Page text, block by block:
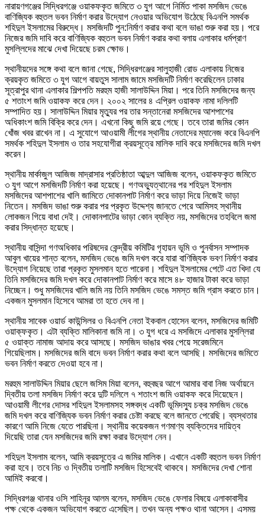
নারায়ণগঞ্জের সিদ্ধিরগঞ্জে ওয়াকফকৃত জমিতে ৩ যুগ আগে নির্মিত পাকা মসজিদ ভেঙে
বাণিজ্যিক বহুতল ভবন নির্মাণ করার উদ্যোগ নেওয়ার অভিযোগ উঠেছে বিএনপি সমর্থক
শহিদুল ইসলামের বিরুদ্ধে। মসজিদটি পুন:নির্মাণ করার কথা বলে ভাঙা শুরু করা হয়। পরে
নিজের জমি দাবি করে বাণিজ্যিক বহুতল ভবন নির্মাণ করার কথা বলায় এলাকার ধর্মপ্রাণ
মুসল্লিদের মাঝে দেখা দিয়েছে চরম ক্ষোভ।
স্থানীয়দের সঙ্গে কথা বলে জানা গেছে, সিদ্ধিরগঞ্জের সালুহাজী রোড এলাকায় নিজের
ক্রয়কৃত জমিতে ৩ যুগ আগে বায়তুস সালাম জামে মসজিদটি নির্মাণ করেছিলেন ঢাকার
সূত্রাপুর থানা এলাকার শিল্পপতি মরহুম হাজী সালাউদ্দিন মিয়া। পরে তিনি মসজিদের জন্য
৫ শতাংশ জমি ওয়াকফ করে দেন। ২০০২ সালের ৪ এপ্রিল ওয়াকফ নামা দলিলটি
সম্পাদিত হয়। সালাউদ্দিন মিয়ার মৃত্যুর পর তার সন্তানেরা মসজিদের আশপাশের
অধিকাংশ জমি বিক্রি করে দেন। এখনো কিছু জমি রয়ে গেছে। তবে তারা জমির কোন
খোঁজ খবর রাখেন না। এ সুযোগে আওয়ামী লীগের স্থানীয় নেতাদের ম্যানেজ করে বিএনপি
সমর্থক শহিদুল ইসলাম ও তার সহযোগীরা ক্রয়সূত্রে মালিক দাবি করে মসজিদের জমি দখল
করেন।
স্থানীয় মার্কাজুল আজিজ মাদ্রাসার প্রতিষ্ঠাতা আব্দুল আজিজ বলেন, ওয়াকফকৃত জমিতে
৩ যুগ আগে মসজিদটি নির্মাণ করা হয়েছে। গণঅভ্যুত্থানের পর শহিদুল ইসলাম
মসজিদের আশপাশের খালি জামিতে দোকানপাট নির্মাণ করে ভাড়া দিয়ে নিজেই ভাড়া
নিতেন। মসজিদ ভাঙা শুরু করার পর প্রকৃত উদ্দেশ্য জানতে পেরে আমিসহ স্থানীয়
লোকজন গিয়ে বাধা দেই। দোকানপাটের ভাড়া কোন ব্যক্তি নয়, মসজিদের তহবিলে জমা
করার সিদ্ধান্ত হয়েছে।
স্থানীয় বাসিন্দা গণঅধিকার পরিষদের কেন্দ্রীয় কমিটির গৃহায়ন ভূমি ও পুনর্বাসন সম্পাদক
আবুল খায়ের শান্ত বলেন, মসজিদ ভেঙে জমি দখল করে যারা বাণিজ্যিক ভবণ নির্মাণ করার
উদ্যোগ নিয়েছে তারা প্রকৃত মুসলমান হতে পারেনা। শহিদুল ইসলামের পেটে এত খিদা যে
তিনি মসজিদের জমি দখল করে দোকানপাট নির্মাণ করে মাসে ৪৮ হাজার টাকা করে ভাড়া
নিচ্ছেন। শুধু মসজিদের খালি জমি নয় তিনি মসজিদ ভেঙে সমস্ত জমি গ্রাস করতে চান।
একজন মুসলমান হিসেবে আমরা তা হতে দেব না।
স্থানীয় সাবেক ওয়ার্ড কাউন্সিলর ও বিএনপি নেতা ইকবাল হোসেন বলেন, মসজিদের জমিটি
ওয়াক্ফকৃত। এটা ব্যক্তি মালিকানা জমি না। ৩ যুগ ধরে এ মসজিদে এলাকার মুসল্লিরা
৫ ওয়াক্ত নামাজ আদায় করে আসছে। মসজিদ ভাঙার খবর পেয়ে সরেজমিনে
গিয়েছিলাম। মসজিদের জমি বাদে ভবন নির্মাণ করার কথা বলে আসছি। মসজিদের জমিতে
ভবন নির্মাণ করতে দেওয়া হবে না।
মরহুম সালাউদ্দিন মিয়ার ছেলে জসিম মিয়া বলেন, বহুবছর আগে আমার বাবা নিজ অর্থায়নে
দ্বিতীয় তলা মসজিদ নির্মাণ করে দুটি দলিলে ৭ শতাংশ জমি ওয়াকফ করে দিয়েছেন।
আওয়ামী লীগের দোসর শহিদুল ইসলামসহ সঙ্গবদ্ধ একটি ভূমিদস্যু চক্র মসজিদ ভেঙে
জমি দখল করে বাণিজ্যিক ভবন নির্মাণ করার চেষ্টা করছে বলে জানতে পেরেছি। ব্যস্থতার
কারণে আমি নিজে যেতে পারছিনা। স্থানীয় কয়েকজন গণমাণ্য ব্যক্তিদের দায়িত্ব
দিয়েছি তারা যেন মসজিদের জমি রক্ষা করার উদ্যোগ নেন।
শহিদুল ইসলাম বলেন, আমি ক্রয়সূত্রে এ জমির মালিক। এখানে একটি বহুতল ভবন নির্মাণ
করা হবে। তবে নিচ ও দ্বিতীয় তলাটি মসজিদ হিসেবেই থাকবে। মসজিদের দেখা শোনা
আমিই করবো।
সিদ্ধিরগঞ্জ থানার ওসি শাহিনূর আলম বলেন, মসজিদ ভেঙে ফেলার বিষয়ে এলাকাবাসীর
পক্ষ থেকে একজন অভিযোগ করতে এসেছিল। তখন অন্য পক্ষও থানা আসেন। এসময়